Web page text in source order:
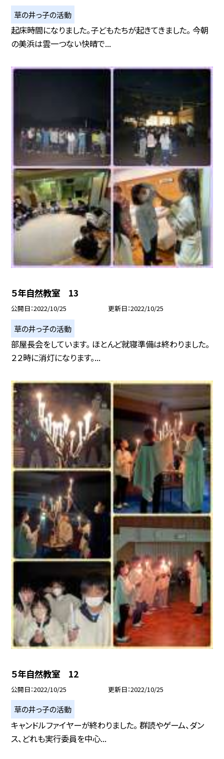
草の井っ子の活動
起床時間になりました。子どもたちが起きてきました。 今朝
の美浜は雲一つない快晴で...
５年自然教室 13
公開日 2022/10/25 更新日 2022/10/25
草の井っ子の活動
部屋長会をしています。 ほとんど就寝準備は終わりました。
２２時に消灯になります。...
５年自然教室 12
公開日 2022/10/25 更新日 2022/10/25
草の井っ子の活動
キャンドルファイヤーが終わりました。 群読やゲーム、ダン
ス、どれも実行委員を中心...